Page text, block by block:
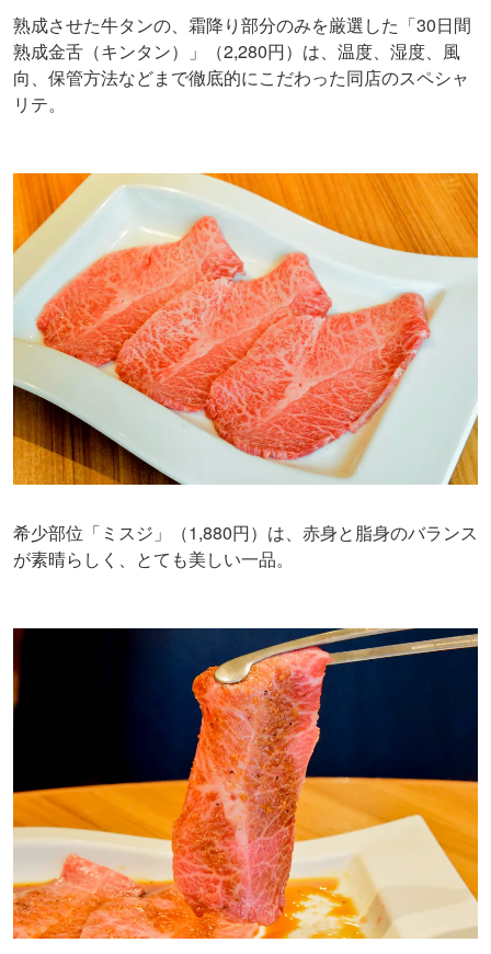
熟成させた牛タンの、霜降り部分のみを厳選した「30日間
熟成金舌（キンタン）」（2,280円）は、温度、湿度、風
向、保管方法などまで徹底的にこだわった同店のスペシャ
リテ。
希少部位「ミスジ」（1,880円）は、赤身と脂身のバランス
が素晴らしく、とても美しい一品。